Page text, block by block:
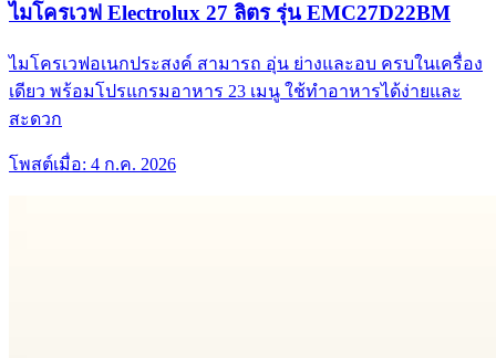
ไมโครเวฟ Electrolux 27 ลิตร รุ่น EMC27D22BM
ไมโครเวฟอเนกประสงค์ สามารถ อุ่น ย่างและอบ ครบในเครื่อง
เดียว พร้อมโปรแกรมอาหาร 23 เมนู ใช้ทำอาหารได้ง่ายและ
สะดวก
โพสต์เมื่อ: 4 ก.ค. 2026